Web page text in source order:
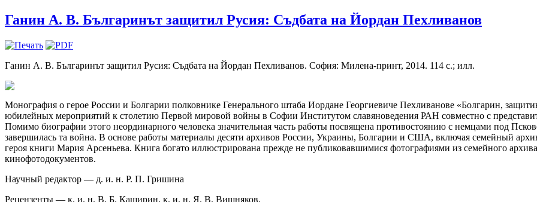
Ганин А. В. Българинът защитил Русия: Съдбата на Йордан Пехливанов
Ганин А. В. Българинът защитил Русия: Съдбата на Йордан Пехливанов. София: Милена-принт, 2014. 114 с.; илл.
Монография о герое России и Болгарии полковнике Генерального штаба Иордане Георгиевиче Пехливанове «Болгарин,
юбилейных мероприятий к столетию Первой мировой войны в Софии Институтом славяноведения РАН совместно с
Помимо биографии этого неординарного человека значительная часть работы посвящена противостоянию с немцами под
завершилась та война. В основе работы материалы десяти архивов России, Украины, Болгарии и США, включая семейный
героя книги Мария Арсеньева. Книга богато иллюстрирована прежде не публиковавшимися фотографиями из семейного
кинофотодокументов.
Научный редактор — д. и. н. Р. П. Гришина
Рецензенты — к. и. н. В. Б. Каширин, к. и. н. Я. В. Вишняков.